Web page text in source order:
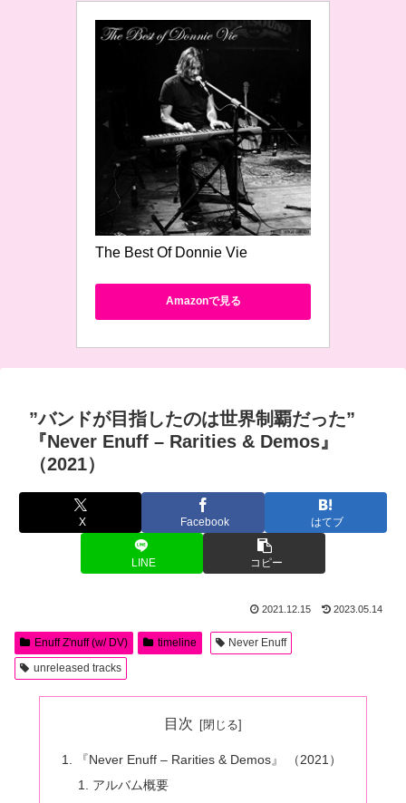
The Best Of Donnie Vie
Amazonで見る
”バンドが目指したのは世界制覇だった”
『Never Enuff – Rarities & Demos』
（2021）
X Facebook はてブ
LINE コピー
2021.12.15 2023.05.14
Enuff Z'nuff (w/ DV) timeline
Never Enuff
unreleased tracks
目次
『Never Enuff – Rarities & Demos』 （2021）
アルバム概要